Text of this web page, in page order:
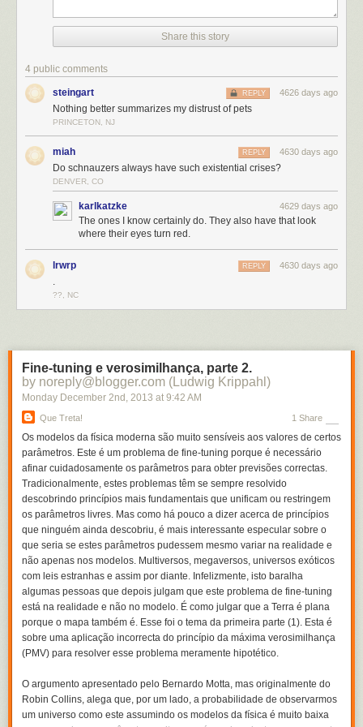
Share this story
4 public comments
steingart 4626 days ago
REPLY
Nothing better summarizes my distrust of pets
PRINCETON, NJ
miah 4630 days ago
REPLY
Do schnauzers always have such existential crises?
DENVER, CO
karlkatzke 4629 days ago
The ones I know certainly do. They also have that look
where their eyes turn red.
lrwrp 4630 days ago
REPLY
.
??, NC
Fine-tuning e verosimilhança, parte 2.
by noreply@blogger.com (Ludwig Krippahl)
Monday December 2nd , 2013 at 9:42 AM
Que Treta! 1 Share
Os modelos da física moderna são muito sensíveis aos valores de certos
parâmetros. Este é um problema de fine-tuning porque é necessário
afinar cuidadosamente os parâmetros para obter previsões correctas.
Tradicionalmente, estes problemas têm se sempre resolvido
descobrindo princípios mais fundamentais que unificam ou restringem
os parâmetros livres. Mas como há pouco a dizer acerca de princípios
que ninguém ainda descobriu, é mais interessante especular sobre o
que seria se estes parâmetros pudessem mesmo variar na realidade e
não apenas nos modelos. Multiversos, megaversos, universos exóticos
com leis estranhas e assim por diante. Infelizmente, isto baralha
algumas pessoas que depois julgam que este problema de fine-tuning
está na realidade e não no modelo. É como julgar que a Terra é plana
porque o mapa também é. Esse foi o tema da primeira parte (1). Esta é
sobre uma aplicação incorrecta do princípio da máxima verosimilhança
(PMV) para resolver esse problema meramente hipotético.
O argumento apresentado pelo Bernardo Motta, mas originalmente do
Robin Collins, alega que, por um lado, a probabilidade de observarmos
um universo como este assumindo os modelos da física é muito baixa